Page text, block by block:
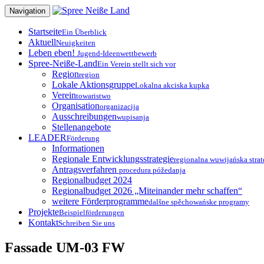
Zum
Inhalt
springen
Navigation
StartseiteEin Überblick
AktuellNeuigkeiten
Leben eben! Jugend-Ideenwettbewerb
Spree-Neiße-LandEin Verein stellt sich vor
Regionregion
Lokale AktionsgruppeLokalna akciska kupka
Vereintowaristwo
Organisationorganizacija
Ausschreibungenwupisanja
Stellenangebote
LEADERFörderung
Informationen
Regionale Entwicklungsstrategieregionalna wuwijańska
Antragsverfahren procedura póžedanja
Regionalbudget 2024
Regionalbudget 2026 „Miteinander mehr schaffen“
weitere Förderprogrammedalšne spěchowańske programy
ProjekteBeispielförderungen
KontaktSchreiben Sie uns
Fassade UM-03 FW